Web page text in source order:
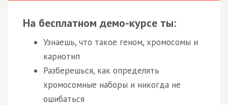
На бесплатном демо-курсе ты:
Узнаешь, что такое геном, хромосомы и
кариотип
Разберешься, как определять
хромосомные наборы и никогда не
ошибаться